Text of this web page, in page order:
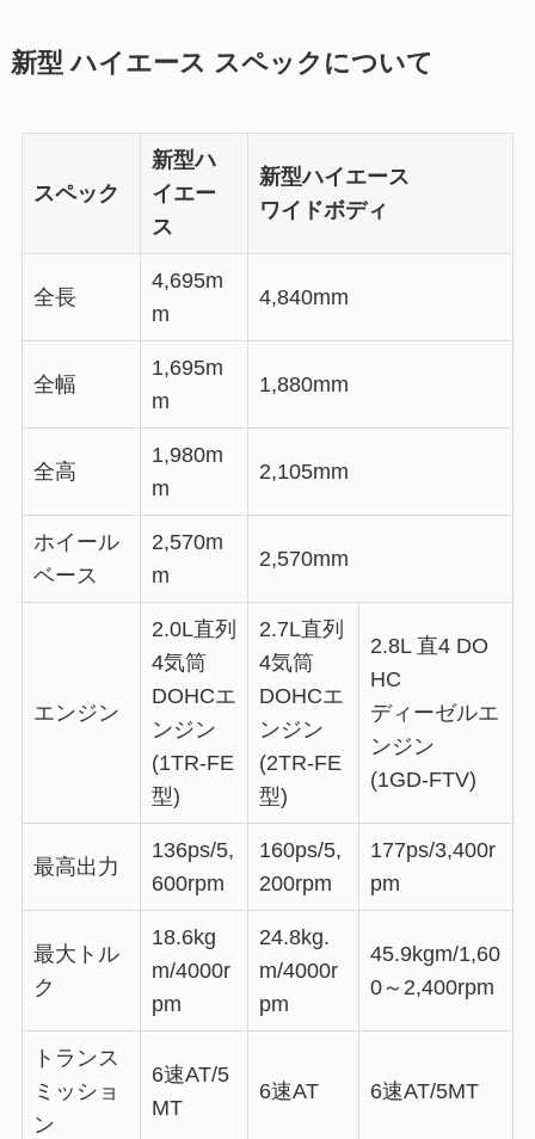
新型 ハイエース スペックについて
スペック
新型ハ
イエー
ス
新型ハイエース
ワイドボディ
全長
4,695m
m
4,840mm
全幅
1,695m
m
1,880mm
全高
1,980m
m
2,105mm
ホイール
ベース
2,570m
m
2,570mm
エンジン
2.0L直列
4気筒
DOHCエ
ンジン
(1TR-FE
型)
2.7L直列
4気筒
DOHCエ
ンジン
(2TR-FE
型)
2.8L 直4 DO
HC
ディーゼルエ
ンジン
(1GD-FTV)
最高出力
136ps/5,
600rpm
160ps/5,
200rpm
177ps/3,400r
pm
最大トル
ク
18.6kg
m/4000r
pm
24.8kg.
m/4000r
pm
45.9kgm/1,60
0～2,400rpm
トランス
ミッショ
ン
6速AT/5
MT
6速AT 6速AT/5MT